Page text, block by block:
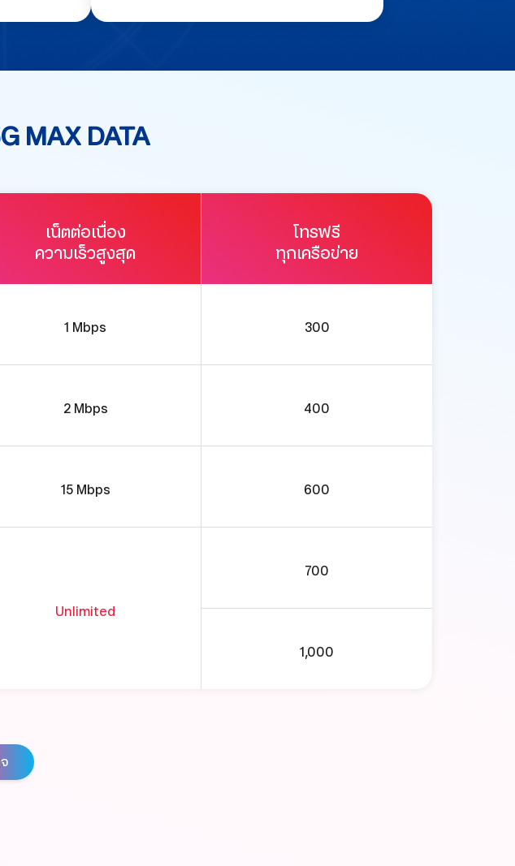
MAX DATA
เน็ตต่อเนื่อง
ความเร็วสูงสุด
โทรฟรี
ทุกเครือข่าย
1 Mbps 300
2 Mbps 400
15 Mbps 600
Unlimited
700
1,000